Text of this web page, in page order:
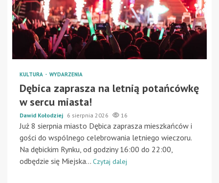
KULTURA WYDARZENIA
Dębica zaprasza na letnią potańcówkę
w sercu miasta!
Dawid Kołodziej 6 sierpnia 2026 16
Już 8 sierpnia miasto Dębica zaprasza mieszkańców i
gości do wspólnego celebrowania letniego wieczoru.
Na dębickim Rynku, od godziny 16:00 do 22:00,
odbędzie się Miejska... Czytaj dalej